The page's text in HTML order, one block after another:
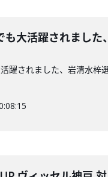
大活躍されました
躍されました、岩清水梓